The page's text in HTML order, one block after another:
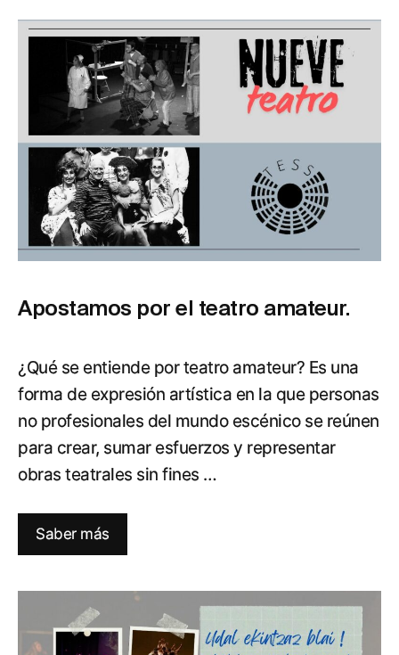
Apostamos por el teatro amateur.
¿Qué se entiende por teatro amateur? Es una
forma de expresión artística en la que personas
no profesionales del mundo escénico se reúnen
para crear, sumar esfuerzos y representar
obras teatrales sin fines …
Saber más